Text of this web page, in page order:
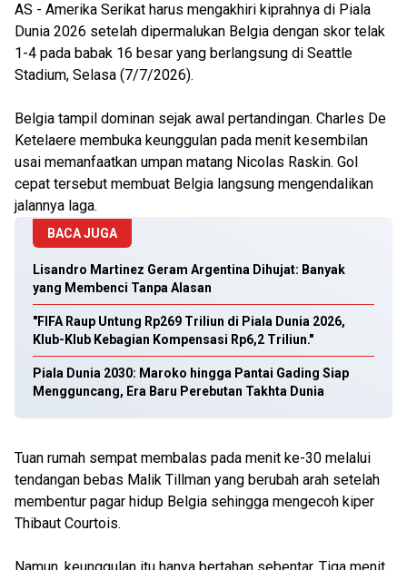
AS - Amerika Serikat harus mengakhiri kiprahnya di Piala
Dunia 2026 setelah dipermalukan Belgia dengan skor telak
1-4 pada babak 16 besar yang berlangsung di Seattle
Stadium, Selasa (7/7/2026).
Belgia tampil dominan sejak awal pertandingan. Charles De
Ketelaere membuka keunggulan pada menit kesembilan
usai memanfaatkan umpan matang Nicolas Raskin. Gol
cepat tersebut membuat Belgia langsung mengendalikan
jalannya laga.
BACA JUGA
Lisandro Martinez Geram Argentina Dihujat: Banyak
yang Membenci Tanpa Alasan
"FIFA Raup Untung Rp269 Triliun di Piala Dunia 2026,
Klub-Klub Kebagian Kompensasi Rp6,2 Triliun."
Piala Dunia 2030: Maroko hingga Pantai Gading Siap
Mengguncang, Era Baru Perebutan Takhta Dunia
Tuan rumah sempat membalas pada menit ke-30 melalui
tendangan bebas Malik Tillman yang berubah arah setelah
membentur pagar hidup Belgia sehingga mengecoh kiper
Thibaut Courtois.